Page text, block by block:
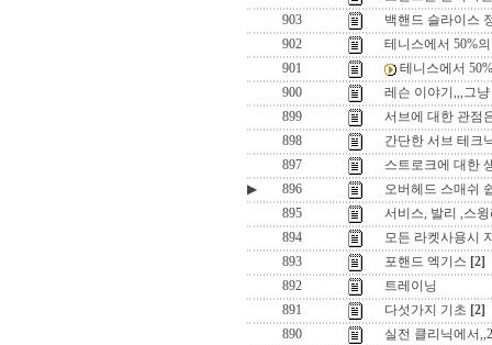
903
백핸드 슬라이스
902
테니스에서 50%
901
테니스에서
900
레슨 이야기,,,그
899
서브에 대한 관점
898
간단한 서브 테크
897
스트로크에 대한
▶
896
오버헤드 스매쉬
895
서비스, 발리 ,스
894
모든 라켓사용시
893
포핸드 엑기스 [2]
892
트레이닝
891
다섯가지 기초 [2]
890
실전 클리닉에서,,2